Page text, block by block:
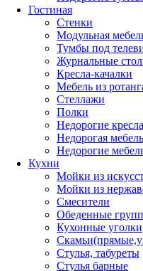
Гостиная
Стенки
Модульная
Тумбы под
Журнальные
Кресла-качалки
Мебель из
Стеллажи
Полки
Недорогие
Недорогая
Недорогие
Кухни
Мойки из
Мойки из
Смесители
Обеденные
Кухонные уголки
Стулья, табуреты
Стулья барные